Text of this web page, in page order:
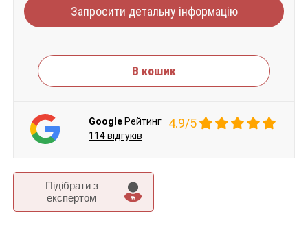
Підібрати з
експертом
Запросити детальну інформацію
В кошик
Google Рейтинг 4.9/5
114 відгуків